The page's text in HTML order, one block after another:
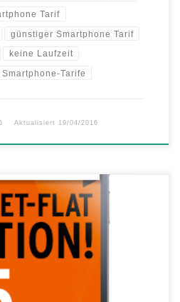
Tarif
günstiger Smartphone Tarif
keine Laufzeit
Smartphone-Tarife
Aktualisiert 19/04/2016
Rabatt auf die monatliche
Prozent Online-Vorteil bei den otelo
Flat in alle deutschen Netze
Datenvolumen […]